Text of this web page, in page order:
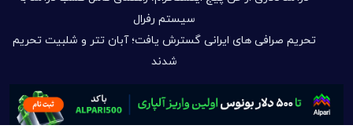
سیستم رفرال
تحریم صرافی های ایرانی گسترش یافت؛ آبان تتر و شلبیت تحریم
شدند